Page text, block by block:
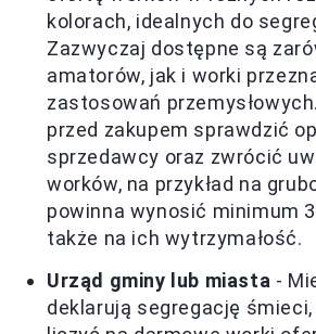
kolorach, idealnych do
Zazwyczaj dostępne są
amatorów, jak i worki
zastosowań
przed zakupem sprawdzić
sprzedawcy oraz zwrócić
worków, na przykład na
powinna wynosić minimum
także na ich wytrzymałość.
Urząd gminy lub miasta -
deklarują segregację